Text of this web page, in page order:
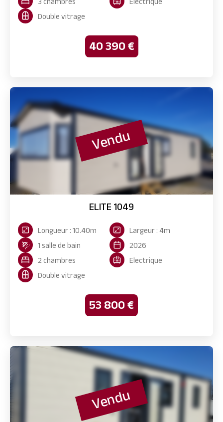
3 chambres
Electrique
Double vitrage
40 390 €
Vendu
ELITE 1049
Longueur : 10.40m
Largeur : 4m
1 salle de bain
2026
2 chambres
Electrique
Double vitrage
53 800 €
Vendu